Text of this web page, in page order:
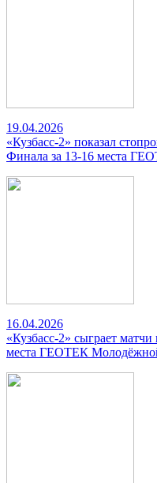
19.04.2026
«Кузбасс-2» показал
Финала за 13-16 места
16.04.2026
«Кузбасс-2» сыграет
места ГЕОТЕК